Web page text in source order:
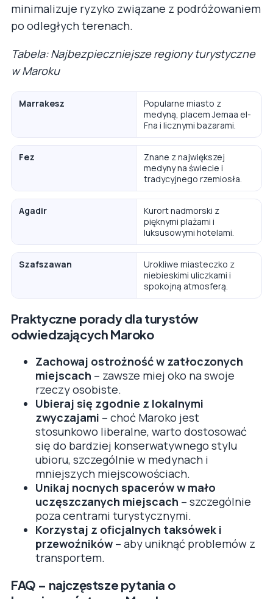
minimalizuje ryzyko związane z podróżowaniem
po odległych terenach.
Tabela: Najbezpieczniejsze regiony turystyczne
w Maroku
Marrakesz
Popularne miasto z
medyną, placem Jemaa el-
Fna i licznymi bazarami.
Fez
Znane z największej
medyny na świecie i
tradycyjnego rzemiosła.
Agadir
Kurort nadmorski z
pięknymi plażami i
luksusowymi hotelami.
Szafszawan
Urokliwe miasteczko z
niebieskimi uliczkami i
spokojną atmosferą.
Praktyczne porady dla turystów
odwiedzających Maroko
Zachowaj ostrożność w zatłoczonych
miejscach – zawsze miej oko na swoje
rzeczy osobiste.
Ubieraj się zgodnie z lokalnymi
zwyczajami – choć Maroko jest
stosunkowo liberalne, warto dostosować
się do bardziej konserwatywnego stylu
ubioru, szczególnie w medynach i
mniejszych miejscowościach.
Unikaj nocnych spacerów w mało
uczęszczanych miejscach – szczególnie
poza centrami turystycznymi.
Korzystaj z oficjalnych taksówek i
przewoźników – aby uniknąć problemów z
transportem.
FAQ – najczęstsze pytania o